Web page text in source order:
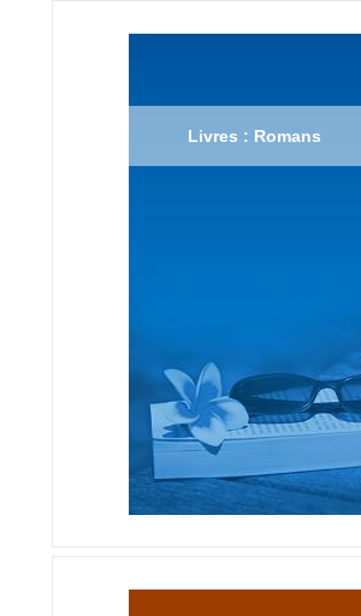
Livres : Romans